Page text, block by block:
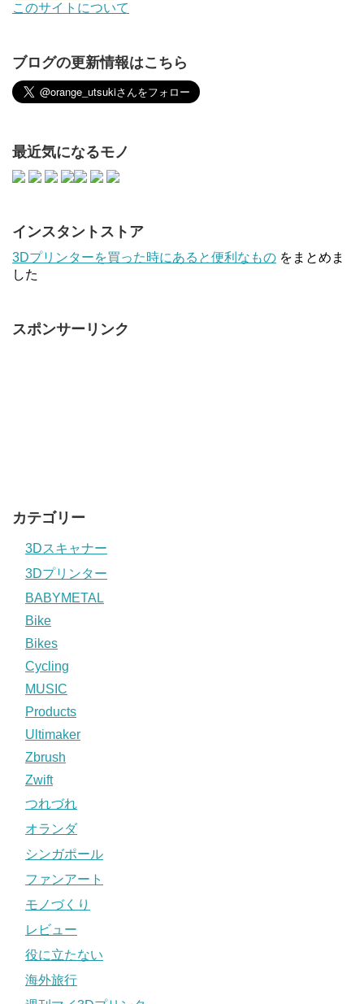
このサイトについて
ブログの更新情報はこちら
最近気になるモノ
インスタントストア
3Dプリンターを買った時にあると便利なもの をまとめま
した
スポンサーリンク
カテゴリー
3Dスキャナー
3Dプリンター
BABYMETAL
Bike
Bikes
Cycling
MUSIC
Products
Ultimaker
Zbrush
Zwift
つれづれ
オランダ
シンガポール
ファンアート
モノづくり
レビュー
役に立たない
海外旅行